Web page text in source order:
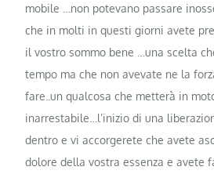
mobile …non potevano passare
che in molti in questi giorni avete p
il vostro sommo bene …una scelta
tempo ma che non avevate ne la
fare..un qualcosa che metterà in
inarrestabile…l’inizio di una
dentro e vi accorgerete che avete
dolore della vostra essenza e avete